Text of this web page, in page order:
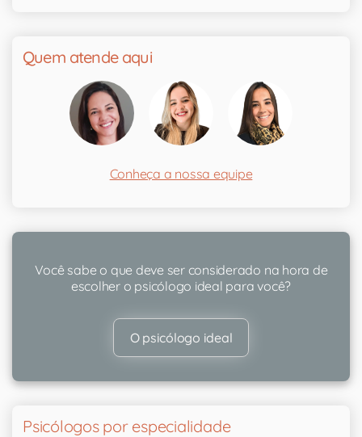
Quem atende aqui
Conheça a nossa equipe
Você sabe o que deve ser considerado na hora de
escolher o psicólogo ideal para você?
O psicólogo ideal
Psicólogos por especialidade